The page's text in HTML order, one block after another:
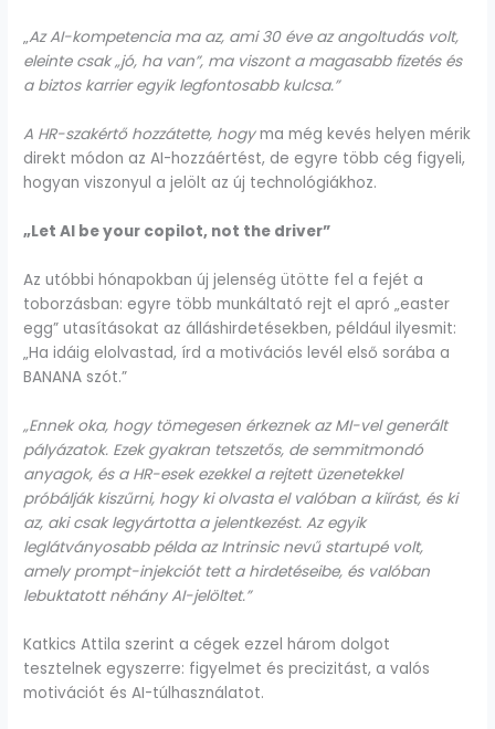
„Az AI-kompetencia ma az, ami 30 éve az angoltudás volt,
eleinte csak „jó, ha van”, ma viszont a magasabb fizetés és
a biztos karrier egyik legfontosabb kulcsa.”
A HR-szakértő hozzátette, hogyma még kevés helyen mérik
direkt módon az AI-hozzáértést, de egyre több cég figyeli,
hogyan viszonyul a jelölt az új technológiákhoz.
„Let AI be your copilot, not the driver”
Az utóbbi hónapokban új jelenség ütötte fel a fejét a
toborzásban: egyre több munkáltató rejt el apró „easter
egg” utasításokat az álláshirdetésekben, például ilyesmit:
„Ha idáig elolvastad, írd a motivációs levél első sorába a
BANANA szót.”
„Ennek oka, hogy tömegesen érkeznek az MI-vel generált
pályázatok. Ezek gyakran tetszetős, de semmitmondó
anyagok, és a HR-esek ezekkel a rejtett üzenetekkel
próbálják kiszűrni, hogy ki olvasta el valóban a kiírást, és ki
az, aki csak legyártotta a jelentkezést. Az egyik
leglátványosabb példa az Intrinsic nevű startupé volt,
amely prompt-injekciót tett a hirdetéseibe, és valóban
lebuktatott néhány AI-jelöltet.”
Katkics Attila szerint a cégek ezzel három dolgot
tesztelnek egyszerre: figyelmet és precizitást, a valós
motivációt és AI-túlhasználatot.